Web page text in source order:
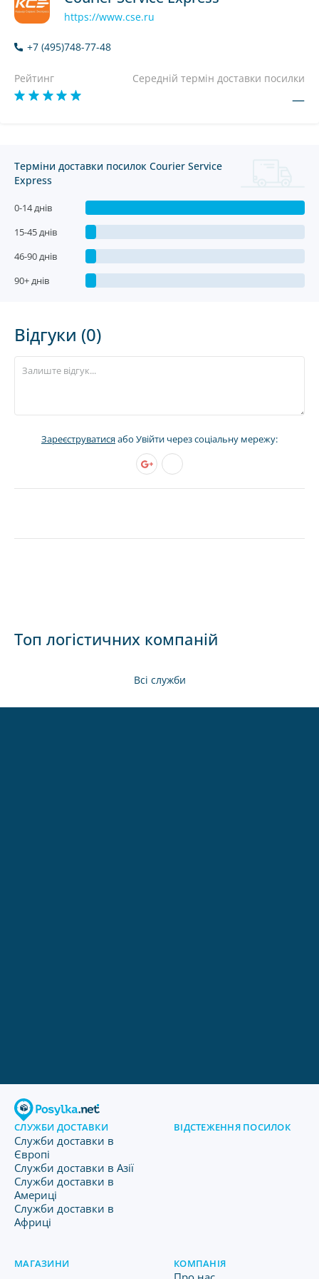
https://www.cse.ru
+7 (495)748-77-48
Рейтинг Середній термін доставки посилки
—
Терміни доставки посилок Courier Service
Express
0-14 днів
15-45 днів
46-90 днів
90+ днів
Відгуки (0)
Зареєструватисяабо Увійти через соціальну мережу:
Топ логістичних компаній
Всі служби
СЛУЖБИ ДОСТАВКИ
Служби доставки в
Європі
Служби доставки в Азії
Служби доставки в
Америці
Служби доставки в
Африці
ВІДСТЕЖЕННЯ ПОСИЛОК
МАГАЗИНИ КОМПАНІЯ